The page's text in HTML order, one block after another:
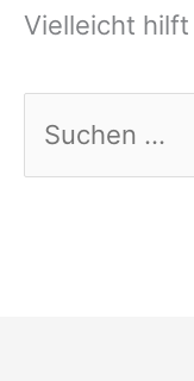
Vielleicht
nach: